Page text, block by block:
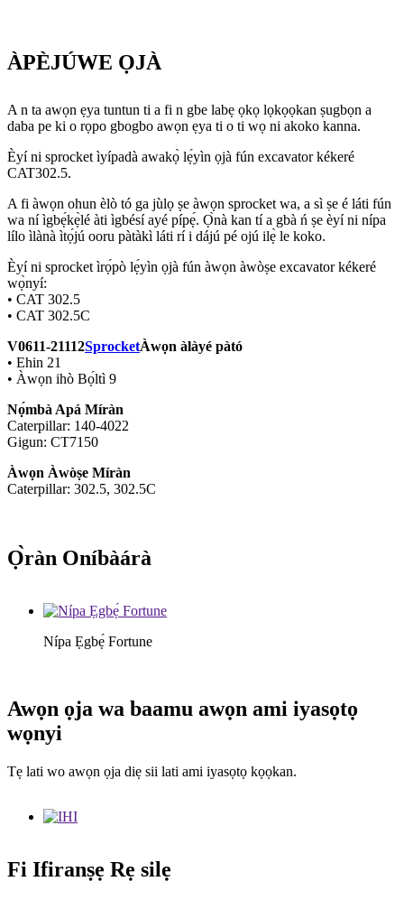
ÀPÈJÚWE ỌJÀ
A n ta awọn ẹya tuntun ti a fi n gbe labẹ ọkọ lọkọọkan ṣugbọn a
daba pe ki o rọpo gbogbo awọn ẹya ti o ti wọ ni akoko kanna.
Èyí ni sprocket ìyípadà awakọ̀ lẹ́yìn ọjà fún excavator kékeré
CAT302.5.
A fi àwọn ohun èlò tó ga jùlọ ṣe àwọn sprocket wa, a sì ṣe é láti fún
wa ní ìgbẹ́kẹ̀lé àti ìgbésí ayé pípẹ́. Ọ̀nà kan tí a gbà ń ṣe èyí ni nípa
lílo ìlànà ìtọ́jú ooru pàtàkì láti rí i dájú pé ojú ilẹ̀ le koko.
Èyí ni sprocket ìrọ́pò lẹ́yìn ọjà fún àwọn àwòṣe excavator kékeré
wọ̀nyí:
• CAT 302.5
• CAT 302.5C
V0611-21112SprocketÀwọn àlàyé pàtó
• Ehin 21
• Àwọn ihò Bọ́ltì 9
Nọ́mbà Apá Míràn
Caterpillar: 140-4022
Gigun: CT7150
Àwọn Àwòṣe Míràn
Caterpillar: 302.5, 302.5C
Ọ̀ràn Oníbàárà
Nípa Ẹgbẹ́ Fortune
Awọn ọja wa baamu awọn ami iyasọtọ
wọnyi
Tẹ lati wo awọn ọja diẹ sii lati ami iyasọtọ kọọkan.
Fi Ifiranṣẹ Rẹ silẹ